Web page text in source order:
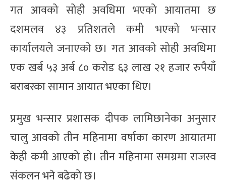
गत आवको सोही अवधिमा भएको आयातमा छ
दशमलव ४३ प्रतिशतले कमी भएको भन्सार
कार्यालयले जनाएको छ। गत आवको सोही अवधिमा
एक खर्ब ५३ अर्ब ८० करोड ६३ लाख २१ हजार रुपैयाँ
बराबरका सामान आयात भएका थिए।
प्रमुख भन्सार प्रशासक दीपक लामिछानेका अनुसार
चालु आवको तीन महिनामा वर्षाका कारण आयातमा
केही कमी आएको हो। तीन महिनामा समग्रमा राजस्व
संकलन भने बढेको छ।